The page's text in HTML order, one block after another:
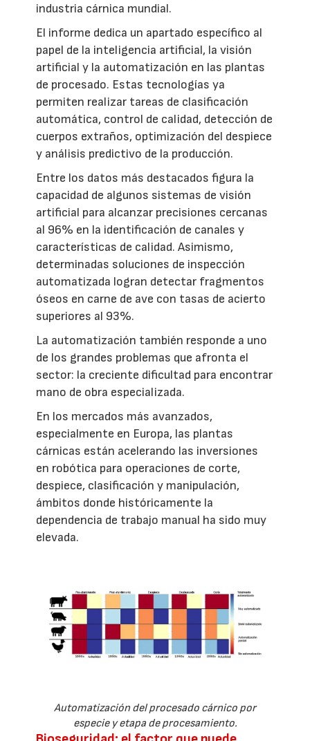
industria cárnica mundial.
El informe dedica un apartado específico al
papel de la inteligencia artificial, la visión
artificial y la automatización en las plantas
de procesado. Estas tecnologías ya
permiten realizar tareas de clasificación
automática, control de calidad, detección de
cuerpos extraños, optimización del despiece
y análisis predictivo de la producción.
Entre los datos más destacados figura la
capacidad de algunos sistemas de visión
artificial para alcanzar precisiones cercanas
al 96% en la identificación de canales y
características de calidad. Asimismo,
determinadas soluciones de inspección
automatizada logran detectar fragmentos
óseos en carne de ave con tasas de acierto
superiores al 93%.
La automatización también responde a uno
de los grandes problemas que afronta el
sector: la creciente dificultad para encontrar
mano de obra especializada.
En los mercados más avanzados,
especialmente en Europa, las plantas
cárnicas están acelerando las inversiones
en robótica para operaciones de corte,
despiece, clasificación y manipulación,
ámbitos donde históricamente la
dependencia de trabajo manual ha sido muy
elevada.
Automatización del procesado cárnico por
especie y etapa de procesamiento.